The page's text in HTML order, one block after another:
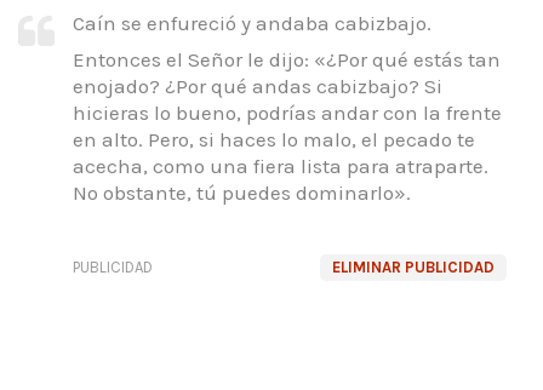
Caín se enfureció y andaba cabizbajo.
Entonces el Señor le dijo: «¿Por qué estás tan
enojado? ¿Por qué andas cabizbajo? Si
hicieras lo bueno, podrías andar con la frente
en alto. Pero, si haces lo malo, el pecado te
acecha, como una fiera lista para atraparte.
No obstante, tú puedes dominarlo».
ELIMINAR PUBLICIDAD
PUBLICIDAD